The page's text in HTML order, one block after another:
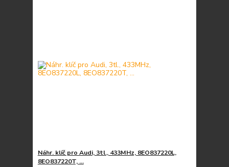
Náhr. klíč pro Audi, 3tl., 433MHz, 8EO837220L,
8EO837220T, ...